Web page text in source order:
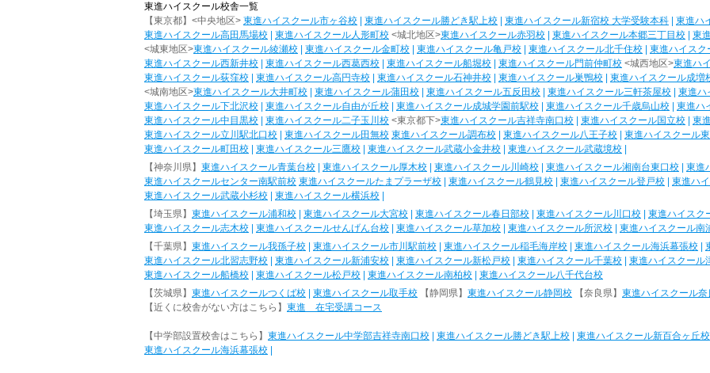
東進ハイスクール校舎一覧
【東京都】<中央地区> 東進ハイスクール市ヶ谷校 東進ハイスクール勝どき駅上校 東進ハイスクール新宿校 大学受験本科 東進ハ
東進ハイスクール高田馬場校
東進ハイスクール人形町校 <城北地区>東進ハイスクール赤羽校 東進ハイスクール本郷三丁目校
東
<城東地区>東進ハイスクール綾瀬校 東進ハイスクール金町校 東進ハイスクール亀戸校 東進ハイスクール北千住校 東進ハイスク
東進ハイスクール西新井校
東進ハイスクール西葛西校 東進ハイスクール船堀校 東進ハイスクール門前仲町校 <城西地区>東進ハ
東進ハイスクール荻窪校
東進ハイスクール高円寺校 東進ハイスクール石神井校 東進ハイスクール巣鴨校 東進ハイスクール成増
<城南地区>東進ハイスクール大井町校 東進ハイスクール蒲田校 東進ハイスクール五反田校 東進ハイスクール三軒茶屋校 東進ハ
東進ハイスクール下北沢校
東進ハイスクール自由が丘校 東進ハイスクール成城学園前駅校 東進ハイスクール千歳烏山校
東進ハ
東進ハイスクール中目黒校
東進ハイスクール二子玉川校 <東京都下>東進ハイスクール吉祥寺南口校 東進ハイスクール国立校 東
東進ハイスクール立川駅北口校
東進ハイスクール田無校 東進ハイスクール調布校 東進ハイスクール八王子校 東進ハイスクール
東進ハイスクール町田校
東進ハイスクール三鷹校 東進ハイスクール武蔵小金井校 東進ハイスクール武蔵境校
【神奈川県】 東進ハイスクール青葉台校 東進ハイスクール厚木校 東進ハイスクール川崎校 東進ハイスクール湘南台東口校 東進
東進ハイスクールセンター南駅前校 東進ハイスクールたまプラーザ校 東進ハイスクール鶴見校 東進ハイスクール登戸校 東進ハ
東進ハイスクール武蔵小杉校
東進ハイスクール横浜校
【埼玉県】 東進ハイスクール浦和校 東進ハイスクール大宮校 東進ハイスクール春日部校 東進ハイスクール川口校 東進ハイスク
東進ハイスクール志木校
東進ハイスクールせんげん台校 東進ハイスクール草加校 東進ハイスクール所沢校 東進ハイスクール南
【千葉県】 東進ハイスクール我孫子校 東進ハイスクール市川駅前校 東進ハイスクール稲毛海岸校 東進ハイスクール海浜幕張校
東進ハイスクール北習志野校
東進ハイスクール新浦安校 東進ハイスクール新松戸校 東進ハイスクール千葉校 東進ハイスクール
東進ハイスクール船橋校
東進ハイスクール松戸校 東進ハイスクール南柏校
東進ハイスクール八千代台校
【茨城県】 東進ハイスクールつくば校 東進ハイスクール取手校 【静岡県】 東進ハイスクール静岡校 【奈良県】 東進ハイスクール奈
【近くに校舎がない方はこちら】 東進 在宅受講コース
【中学部設置校舎はこちら】 東進ハイスクール中学部吉祥寺南口校 東進ハイスクール勝どき駅上校 東進ハイスクール新百合ヶ丘校
東進ハイスクール海浜幕張校